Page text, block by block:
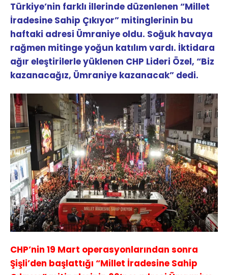
Türkiye’nin farklı illerinde düzenlenen “Millet
İradesine Sahip Çıkıyor” mitinglerinin bu
haftaki adresi Ümraniye oldu. Soğuk havaya
rağmen mitinge yoğun katılım vardı. İktidara
ağır eleştirilerle yüklenen CHP Lideri Özel, “Biz
kazanacağız, Ümraniye kazanacak” dedi.
CHP’nin 19 Mart operasyonlarından sonra
Şişli’den başlattığı “Millet İradesine Sahip